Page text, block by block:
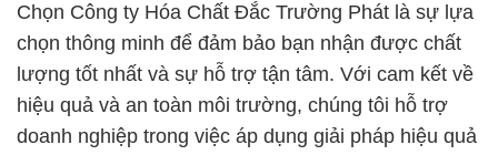
Chọn Công ty Hóa Chất Đắc Trường Phát là sự lựa
chọn thông minh để đảm bảo bạn nhận được chất
lượng tốt nhất và sự hỗ trợ tận tâm. Với cam kết về
hiệu quả và an toàn môi trường, chúng tôi hỗ trợ
doanh nghiệp trong việc áp dụng giải pháp hiệu quả